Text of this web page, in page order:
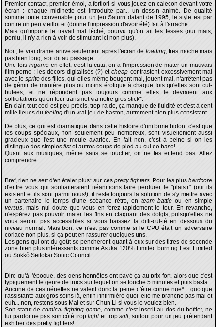
Premier contact, premier émoi, a fortiori si vous jouez en caleçon devant votre
écran : chaque midinette est introduite par... un dessin animé. De qualité
somme toute convenable pour un jeu Saturn datant de 1995, le style est par
contre un peu vieillot et (donne l'impression d'avoir été) fait à l'arrache.
Mais qu'importe le travail mal léché, pourvu qu'on ait les fesses (oui mais,
perdu, il n'y a rien à voir de stimulant ici non plus).
Non, le vrai drame arrive seulement après l'écran de loading, très moche mais
pas bien long, soit dit au passage.
Une fois ingameen effet, c'est la cata, on a l'impression de mater un mauvais
film porno : les décors digitalisés (?) etcheap contrastent excessivement mal
avec lesprite des filles, qui elles-même bougent mal, jouent mal, n'arrêtent pas
de gémir de manière plus ou moins érotique à chaque fois qu'elles sont cul-
butées, et ne répondent pas toujours comme elles le devraient aux
sollicitations qu'on leur transmet via notre gros stick*.
En clair, tout ceci est peu précis, trop raide, ça manque de fluidité et c'est à cent
mille lieues du feeling d'un vrai jeu de baston, autrement bien plus consistant.
De plus, ce qui est dramatique dans cette histoire d'uniforme bidon, c'est que
les coups spéciaux, non seulement peu nombreux, sont visuellement aussi
gracieux que l'est une moule avariée. En fait non, c'est à peine si on les
distingue des simples fistet autres coups de pied au cul de base!
Quant aux musiques, même sans se toucher, on ne les entend pas. Allez
comprendre...
Bref, rien ne sert d'en étaler plus* sur ces pretty fighters. Pour les plushardcore
d'entre vous qui souhaiteraient néanmoins faire perdurer le "plaisir" (oui ils
existent et ils sont parmi nous!), il reste toujours la solution de s'y mettre avec
un partenaire le temps d'une scéance rétro, en team battle ou en simple
versus, mais nul doute que vous en ferez rapidement le tour. En revanche,
n'espérez pas pouvoir mater les fins en claquant des doigts, puisqu'elles ne
vous seront pas accessibles si vous baissez la diffi-cul-té en dessous du
niveau normal. Mais bon, ce n'est pas comme si le CPU était un adversaire
coriace non plus, si ça peut en rassurer quelques uns.
Les gens qui ont du goût se pencheront quant à eux sur des titres de seconde
zone bien plus intéressants comme Asuka 120% Limited burning Fest Limited
ou Sokkô Seitokai Sonic Council.
Dire qu'à l'époque, des gens honnêtes ont payé ça au prix fort, alors que c'est
typiquement le genre de trucs sur lequel on se touche 5 minutes et puis basta.
Aucune de ces nénettes ne valent donc la peine d'être conne nue*... quoique
l'assistante aux gros soins là, enfin l'infirmière quoi, elle me branche pas mal et
euh... non, restons sous Mai et sur Chun Li si vous le voulez bien.
Son statut decomical fighting game, comme c'est inscrit au dos du boîtier, ne
lui pardonne pas son côté troplightet tropsoft, surtout pour un jeu prétendant
exhiber des pretty fighters!